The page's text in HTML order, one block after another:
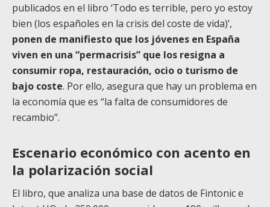
publicados en el libro ‘Todo es terrible, pero yo estoy
bien (los españoles en la crisis del coste de vida)’,
ponen de manifiesto que los jóvenes en España
viven en una “permacrisis” que los resigna a
consumir ropa, restauración, ocio o turismo de
bajo coste. Por ello, asegura que hay un problema en
la economía que es “la falta de consumidores de
recambio”.
Escenario económico con acento en
la polarización social
El libro, que analiza una base de datos de Fintonic e